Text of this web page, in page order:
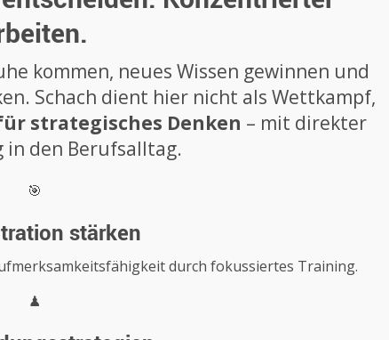
kommen, neues Wissen gewinnen und
Schach dient hier nicht als Wettkampf,
strategisches Denken – mit direkter
den Berufsalltag.
🎯
stärken
durch fokussiertes Training.
♟